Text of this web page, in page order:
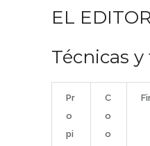
EL EDITOR
Técnicas
Pr
o
pi
C
o
o